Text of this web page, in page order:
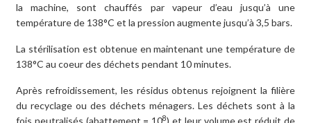
la machine, sont chauffés par vapeur d’eau jusqu’à une
température de 138°C et la pression augmente jusqu’à 3,5 bars.
La stérilisation est obtenue en maintenant une température de
138°C au coeur des déchets pendant 10 minutes.
Après refroidissement, les résidus obtenus rejoignent la filière
du recyclage ou des déchets ménagers. Les déchets sont à la
fois neutralisés (abattement = 108) et leur volume est réduit de